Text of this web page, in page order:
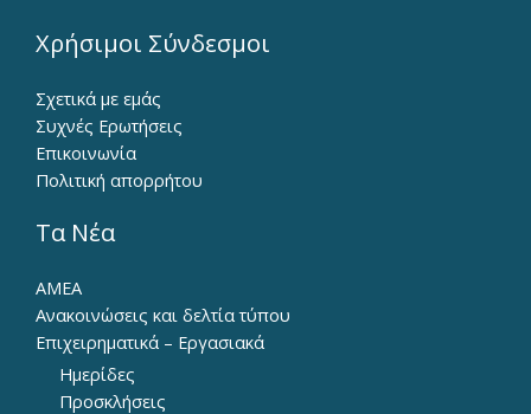
Χρήσιμοι Σύνδεσμοι
Σχετικά με εμάς
Συχνές Ερωτήσεις
Επικοινωνία
Πολιτική απορρήτου
Τα Νέα
ΑΜΕΑ
Ανακοινώσεις και δελτία τύπου
Επιχειρηματικά – Εργασιακά
Ημερίδες
Προσκλήσεις